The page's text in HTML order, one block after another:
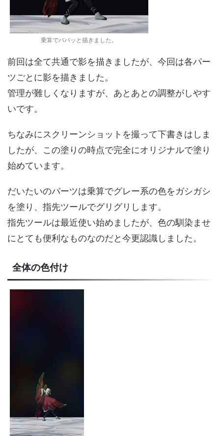
乗算でババッと描きました。
前回は全て共通で影を描きましたが、今回は各パー
ツごとに影を描きました。
管理が難しくなりますが、あとあとの調整がしやす
いです。
ちなみにスクリーンショットを撮って下書きはしま
したが、この塗りの時点で完全にオリジナルで塗り
始めています。
だいたいのパーツは乗算でグレー系の色をガシガシ
を塗り、指先ツールでグリグリします。
指先ツールは最近使い始めましたが、色の馴染ませ
にとても便利なものなのだと今更認識しました。
全体の色付け